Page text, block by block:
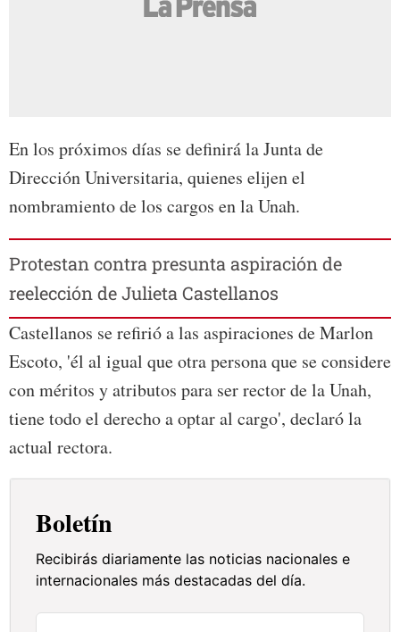
En los próximos días se definirá la Junta de
Dirección Universitaria, quienes elijen el
nombramiento de los cargos en la Unah.
Protestan contra presunta aspiración de
reelección de Julieta Castellanos
Castellanos se refirió a las aspiraciones de Marlon
Escoto, 'él al igual que otra persona que se considere
con méritos y atributos para ser rector de la Unah,
tiene todo el derecho a optar al cargo', declaró la
actual rectora.
Boletín
Recibirás diariamente las noticias nacionales e
internacionales más destacadas del día.